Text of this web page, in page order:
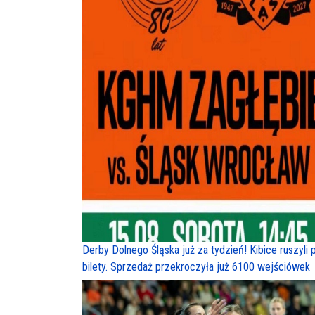
Derby Dolnego Śląska już za tydzień! Kibice ruszyli
bilety. Sprzedaż przekroczyła już 6100 wejściówek